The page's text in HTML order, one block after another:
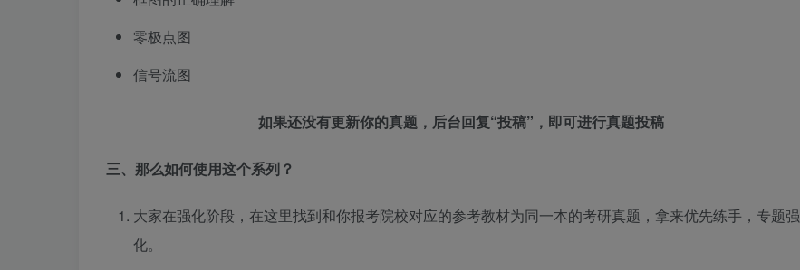
零极点图
信号流图
如果还没有更新你的真题，后台回复“投稿”，即可进行真题投稿
三、那么如何使用这个系列？
大家在强化阶段，在这里找到和你报考院校对应的参考教材为同一本的考研真题，拿来优先练手，专题强
化。